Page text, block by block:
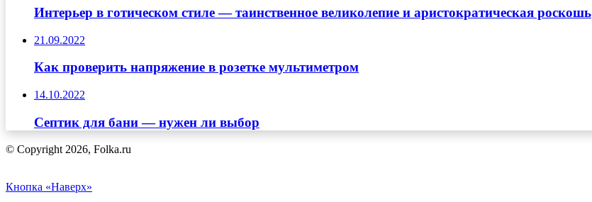
Интерьер в готическом стиле — таинственное великолепие и аристократическая роскошь
21.09.2022
Как проверить напряжение в розетке мультиметром
14.10.2022
Септик для бани — нужен ли выбор
© Copyright 2026, Folka.ru
Кнопка «Наверх»